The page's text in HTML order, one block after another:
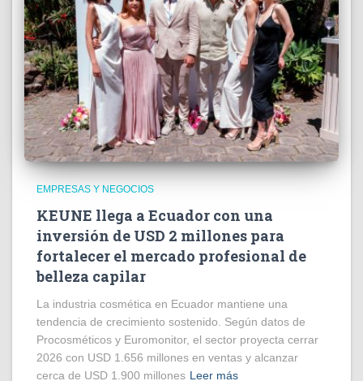
EMPRESAS Y NEGOCIOS
KEUNE llega a Ecuador con una
inversión de USD 2 millones para
fortalecer el mercado profesional de
belleza capilar
La industria cosmética en Ecuador mantiene una
tendencia de crecimiento sostenido. Según datos de
Procosméticos y Euromonitor, el sector proyecta cerrar
2026 con USD 1.656 millones en ventas y alcanzar
cerca de USD 1.900 millones Leer más